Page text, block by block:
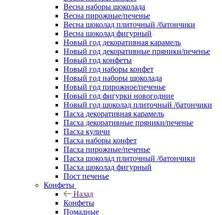
Весна наборы шоколада
Весна пирожные/печенье
Весна шоколад плиточный /батончики
Весна шоколад фигурный
Новый год декоративная карамель
Новый год декоративные пряники/печенье
Новый год конфеты
Новый год наборы конфет
Новый год наборы шоколада
Новый год пирожное/печенье
Новый год фигурки новогодние
Новый год шоколад плиточный /батончики
Пасха декоративная карамель
Пасха декоративные пряники/печенье
Пасха куличи
Пасха наборы конфет
Пасха пирожные/печенье
Пасха шоколад плиточный /батончики
Пасха шоколад фигурный
Пост печенье
Конфеты
Назад
Конфеты
Помадные